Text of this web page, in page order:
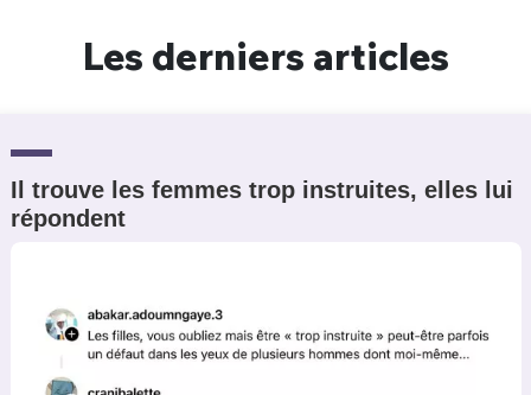
Les derniers articles
Il trouve les femmes trop instruites, elles lui
répondent
Un Thread